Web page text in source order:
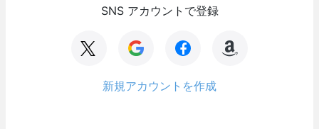
SNS アカウントで登録
新規アカウントを作成